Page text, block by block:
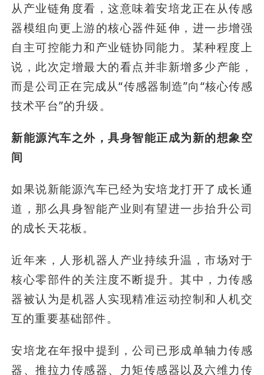
从产业链角度看，这意味着安培龙正在从传感
器模组向更上游的核心器件延伸，进一步增强
自主可控能力和产业链协同能力。某种程度上
说，此次定增最大的看点并非新增多少产能，
而是公司正在完成从“传感器制造”向“核心传感
技术平台”的升级。
新能源汽车之外，具身智能正成为新的想象空
间
如果说新能源汽车已经为安培龙打开了成长通
道，那么具身智能产业则有望进一步抬升公司
的成长天花板。
近年来，人形机器人产业持续升温，市场对于
核心零部件的关注度不断提升。其中，力传感
器被认为是机器人实现精准运动控制和人机交
互的重要基础部件。
安培龙在年报中提到，公司已形成单轴力传感
器、推拉力传感器、力矩传感器以及六维力传